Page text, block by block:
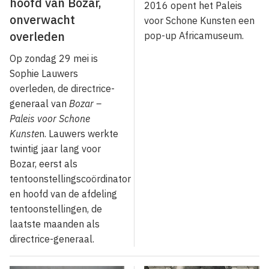
onverwacht
overleden
Op zondag 29 mei is
Sophie Lauwers
overleden, de directrice-
generaal van Bozar –
Paleis voor Schone
Kunsten. Lauwers werkte
twintig jaar lang voor
Bozar, eerst als
tentoonstellingscoördinator
en hoofd van de afdeling
tentoonstellingen, de
laatste maanden als
directrice-generaal.
2016 opent het Paleis
voor Schone Kunsten een
pop-up Africamuseum.